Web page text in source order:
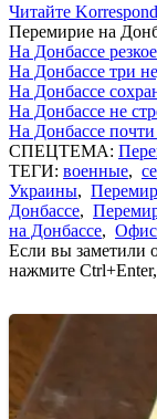
Читайте
Перемирие на
На Донбассе
На Донбассе три
На Донбассе
На Донбассе не
На Донбассе
СПЕЦТЕМА:
ТЕГИ: военные,
Украины,
Донбассе,
на Донбассе, Офис
Если вы заметили
нажмите